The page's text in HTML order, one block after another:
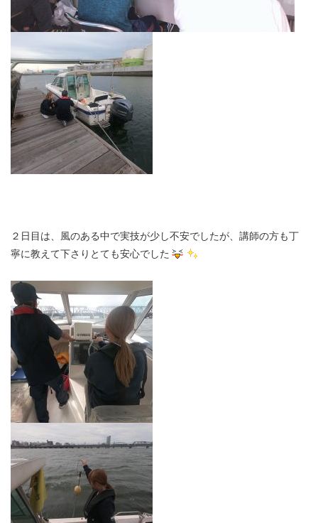
２日目は、風のある中で実技が少し不安でしたが、講師の方も丁
寧に教えて下さりとても安心でした